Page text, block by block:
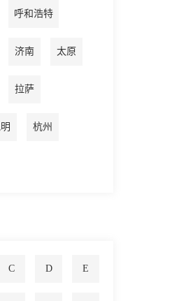
呼和浩特
济南 太原
拉萨
杭州
C D E